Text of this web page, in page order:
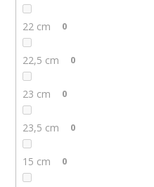
22 cm 0
22,5 cm 0
23 cm 0
23,5 cm 0
15 cm 0